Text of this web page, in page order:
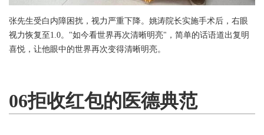
张先生受白内障困扰，视力严重下降。姚涛院长实施手术后，右眼
视力恢复至1.0。"如今看世界再次清晰明亮"，简单的话语道出复明
喜悦，让他眼中的世界再次变得清晰明亮。
06拒收红包的医德典范